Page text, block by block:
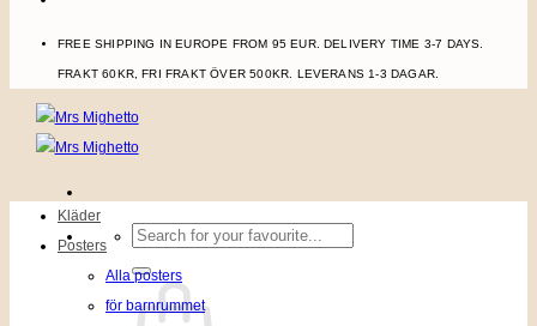
FREE SHIPPING IN EUROPE FROM 95 EUR. DELIVERY TIME 3-7 DAYS.
FRAKT 60KR, FRI FRAKT ÖVER 500KR. LEVERANS 1-3 DAGAR.
Sök
efter:
Kläder
Posters
Alla posters
för barnrummet